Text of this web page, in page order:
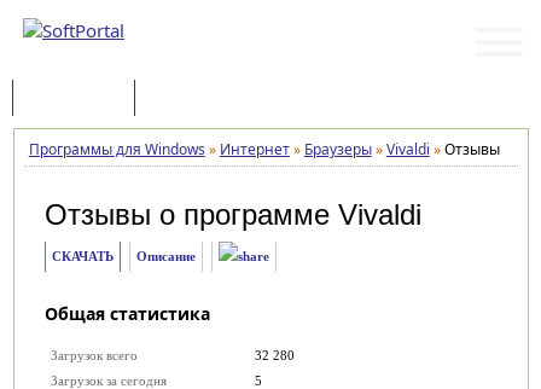
Программы для Windows » Интернет» Браузеры»Vivaldi »Отзывы
Отзывы о программе Vivaldi
СКАЧАТЬ Описание
Общая статистика
Загрузок всего
32 280
Загрузок за сегодня
5